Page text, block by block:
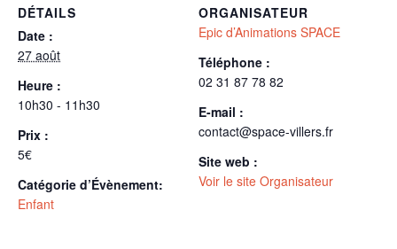
DÉTAILS
Date :
27 août
Heure :
10h30 - 11h30
Prix :
5€
Catégorie d’Évènement:
Enfant
ORGANISATEUR
Epic d’Animations SPACE
Téléphone :
02 31 87 78 82
E-mail :
contact@space-villers.fr
Site web :
Voir le site Organisateur